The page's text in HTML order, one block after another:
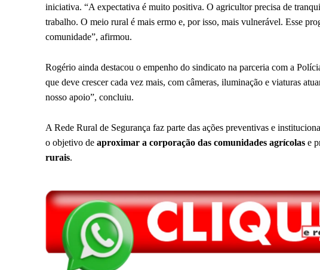
iniciativa. “A expectativa é muito positiva. O agricultor precisa de
trabalho. O meio rural é mais ermo e, por isso, mais vulnerável. Esse
comunidade”, afirmou.
Rogério ainda destacou o empenho do sindicato na parceria com a
que deve crescer cada vez mais, com câmeras, iluminação e viaturas
nosso apoio”, concluiu.
A Rede Rural de Segurança faz parte das ações preventivas e
o objetivo de aproximar a corporação das comunidades agrícolas e
rurais.